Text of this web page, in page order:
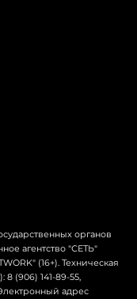
органов
агентство "СЕТЬ"
(16+). Техническая
8 (906) 141-89-55,
адрес